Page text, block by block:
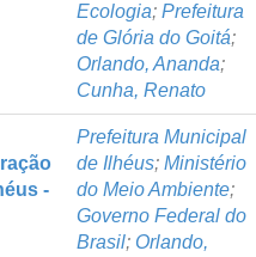
Ecologia; Prefeitura
de Glória do Goitá;
Orlando, Ananda;
Cunha, Renato
-
Prefeitura Municipal
de Ilhéus; Ministério
do Meio Ambiente;
Governo Federal do
Brasil; Orlando,